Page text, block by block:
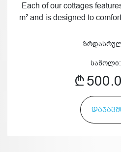
Each of our cottages
m² and is designed to
საწოლი: